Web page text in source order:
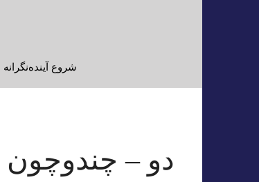
شروع آینده‌نگرانه
دو – چندوچون